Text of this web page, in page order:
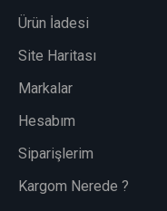
Ürün İadesi
Site Haritası
Markalar
Hesabım
Siparişlerim
Kargom Nerede ?